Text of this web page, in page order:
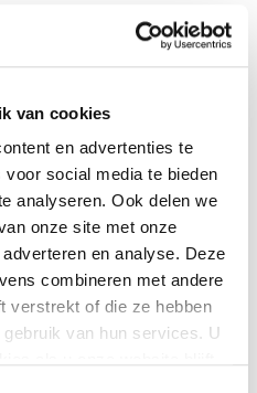
van cookies
en advertenties te
social media te bieden
analyseren. Ook delen we
onze site met onze
en analyse. Deze
combineren met andere
verstrekt of die ze hebben
van hun services. U